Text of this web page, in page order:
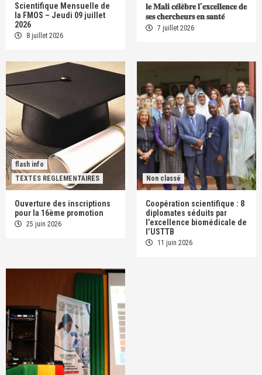
Scientifique Mensuelle de
la FMOS – Jeudi 09 juillet
2026
8 juillet 2026
𝐥𝐞 𝐌𝐚𝐥𝐢 𝐜𝐞́𝐥𝐞̀𝐛𝐫𝐞 𝐥’𝐞𝐱𝐜𝐞𝐥𝐥𝐞𝐧𝐜𝐞 𝐝𝐞
𝐬𝐞𝐬 𝐜𝐡𝐞𝐫𝐜𝐡𝐞𝐮𝐫𝐬 𝐞𝐧 𝐬𝐚𝐧𝐭𝐞́
7 juillet 2026
flash info
TEXTES REGLEMENTAIRES
Ouverture des inscriptions
pour la 16ème promotion
25 juin 2026
Non classé
Coopération scientifique : 8
diplomates séduits par
l’excellence biomédicale de
l’USTTB
11 juin 2026